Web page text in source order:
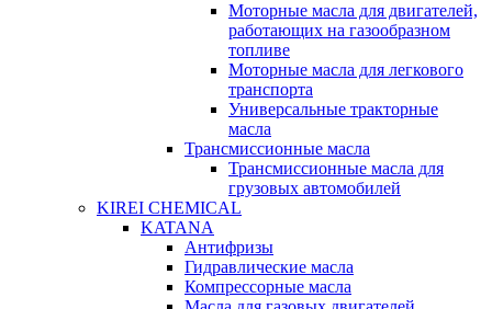
Моторные масла для двигателей,
работающих на газообразном
топливе
Моторные масла для легкового
транспорта
Универсальные тракторные
масла
Трансмиссионные масла
Трансмиссионные масла для
грузовых автомобилей
KIREI CHEMICAL
KATANA
Антифризы
Гидравлические масла
Компрессорные масла